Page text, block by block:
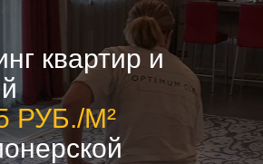
квартир и
РУБ./М²